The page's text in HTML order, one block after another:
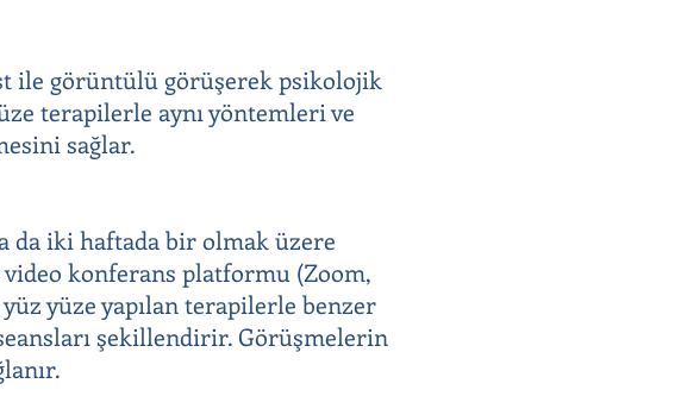
ile görüntülü görüşerek psikolojik
terapilerle aynı yöntemleri ve
sağlar.
da iki haftada bir olmak üzere
video konferans platformu (Zoom,
yüze yapılan terapilerle benzer
şekillendirir. Görüşmelerin